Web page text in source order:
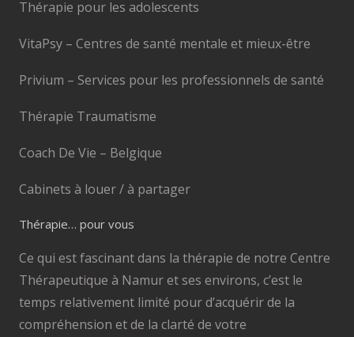
Thérapie pour les adolescents
VitaPsy – Centres de santé mentale et mieux-être
Privium – Services pour les professionnels de santé
Thérapie Traumatisme
Coach De Vie – Belgique
Cabinets à louer / à partager
Thérapie… pour vous
Ce qui est fascinant dans la thérapie de notre Centre
Thérapeutique à Namur et ses environs, c’est le
temps relativement limité pour d’acquérir de la
compréhension et de la clarté de votre